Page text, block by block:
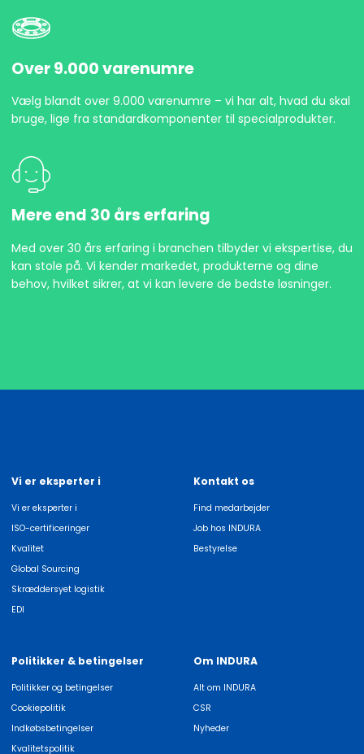
Over 9.000 varenumre
Vælg blandt over 9.000 varenumre – vi har alt, hvad du skal
bruge, lige fra standardkomponenter til specialprodukter.
Mere end 30 års erfaring
Med over 30 års erfaring i branchen tilbyder vi ekspertise, du
kan stole på. Vi kender markedet, produkterne og dine
behov, hvilket sikrer, at vi kan levere de bedste løsninger.
Vi er eksperter i
Vi er eksperter i
ISO-certificeringer
Kvalitet
Global Sourcing
Skræddersyet logistik
EDI
Kontakt os
Find medarbejder
Job hos INDURA
Bestyrelse
Politikker & betingelser
Politikker og betingelser
Cookiepolitik
Indkøbsbetingelser
Kvalitetspolitik
Om INDURA
Alt om INDURA
CSR
Nyheder